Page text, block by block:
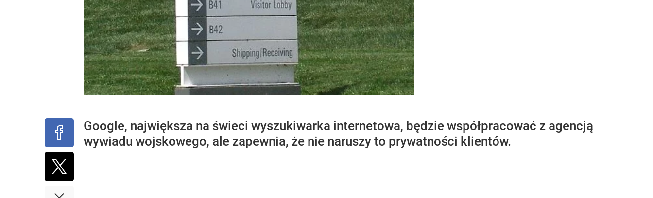
Google, największa na świeci wyszukiwarka internetowa, będzie współpracować z agencją
wywiadu wojskowego, ale zapewnia, że nie naruszy to prywatności klientów.